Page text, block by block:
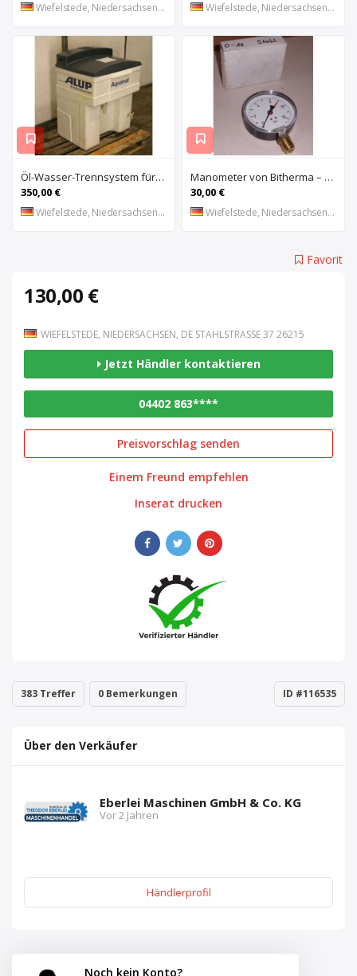
Wiefelstede, Niedersachsen, DE Wiefelstede, Niedersachsen, DE
Öl-Wasser-Trennsystem für Kompressoren von ALUP – Aquamat 1800
350,00 €
Wiefelstede, Niedersachsen, DE
Manometer von Bitherma – NG 100
30,00 €
Wiefelstede, Niedersachsen, DE
Favorit
130,00 €
WIEFELSTEDE, NIEDERSACHSEN, DE STAHLSTRASSE 37 26215
Jetzt Händler kontaktieren
04402 863****
Preisvorschlag senden
Einem Freund empfehlen
Inserat drucken
383 Treffer 0 Bemerkungen ID #116535
Über den Verkäufer
Eberlei Maschinen GmbH & Co. KG
Vor 2 Jahren
Händlerprofil
Noch kein Konto?